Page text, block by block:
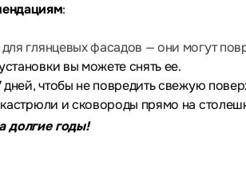
:
глянцевых фасадов — они могут
вы можете снять ее.
чтобы не повредить свежую
и сковороды прямо на
долгие годы!